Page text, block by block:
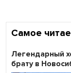
Самое
Легендарный
брату в